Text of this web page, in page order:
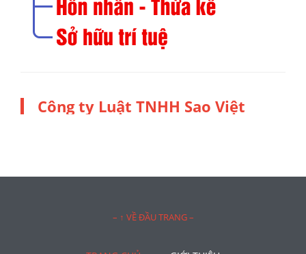
Công ty Luật TNHH Sao Việt
– ↑ VỀ ĐẦU TRANG –